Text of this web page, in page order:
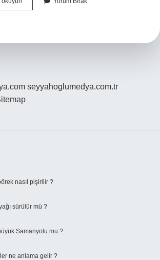
Düşünce
seyyahoglumedya.com.tr
nasıl pişirilir ?
sürülür mü ?
Samanyolu mu ?
ne anlama gelir ?